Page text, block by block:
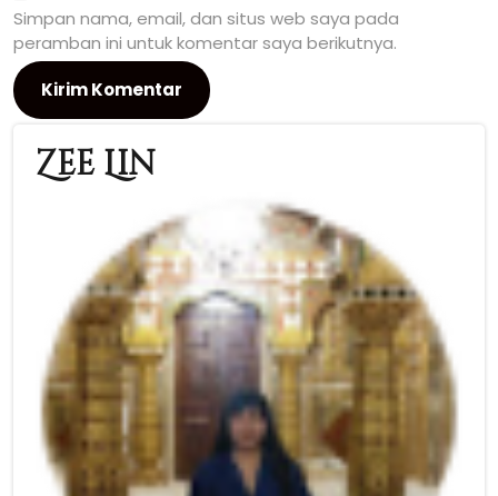
Simpan nama, email, dan situs web saya pada
peramban ini untuk komentar saya berikutnya.
Zee Lin